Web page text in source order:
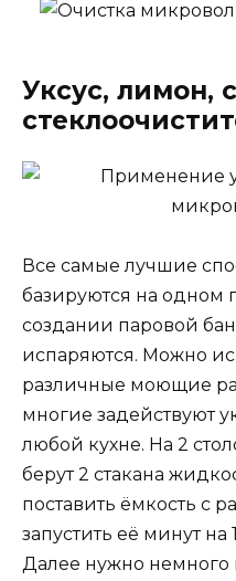
Уксус, лимон,
Все самые лучшие
базируются на одном
создании паровой
испаряются. Можно
различные моющие
многие задействуют
любой кухне. На 2
берут 2 стакана
поставить ёмкость с
запустить её минут на
Далее нужно